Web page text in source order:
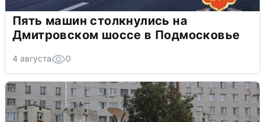
Пять машин столкнулись на
Дмитровском шоссе в Подмосковье
4 августа 0